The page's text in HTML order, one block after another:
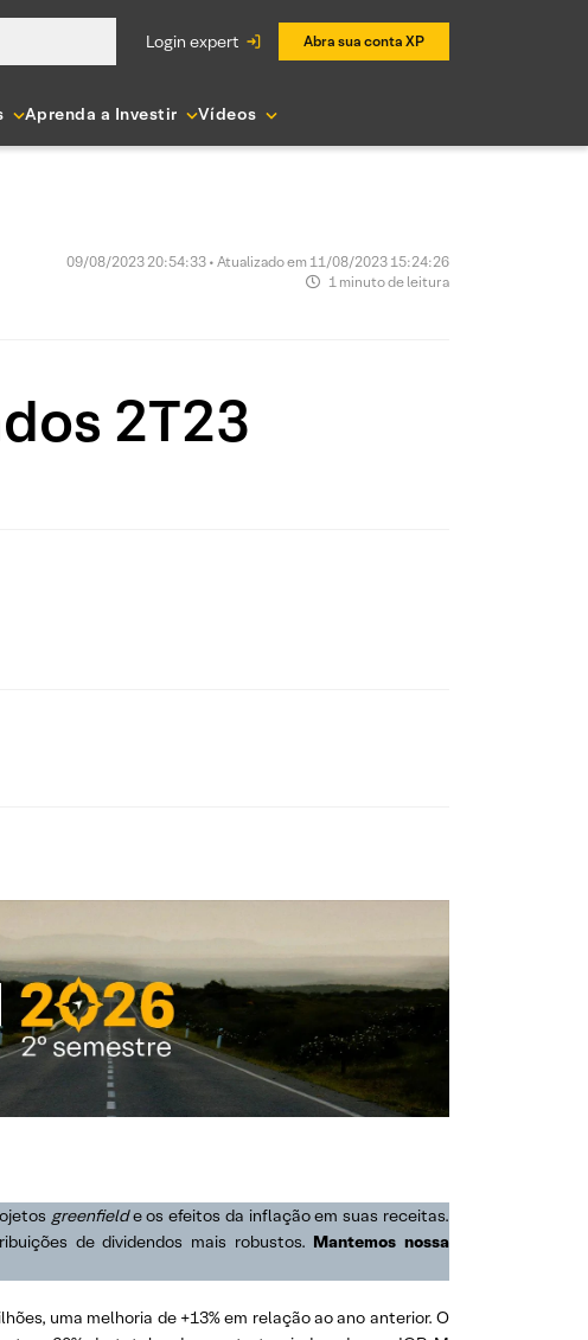
login expert Abra sua conta XP
Aprenda a Investir Vídeos
09/08/2023 20:54:33 • Atualizado em 11/08/2023 15:24:26
1 minuto de leitura
2T23
greenfielde os efeitos da inflação em suas receitas.
de dividendos mais robustos. Mantemos nossa
uma melhoria de +13% em relação ao ano anterior. O